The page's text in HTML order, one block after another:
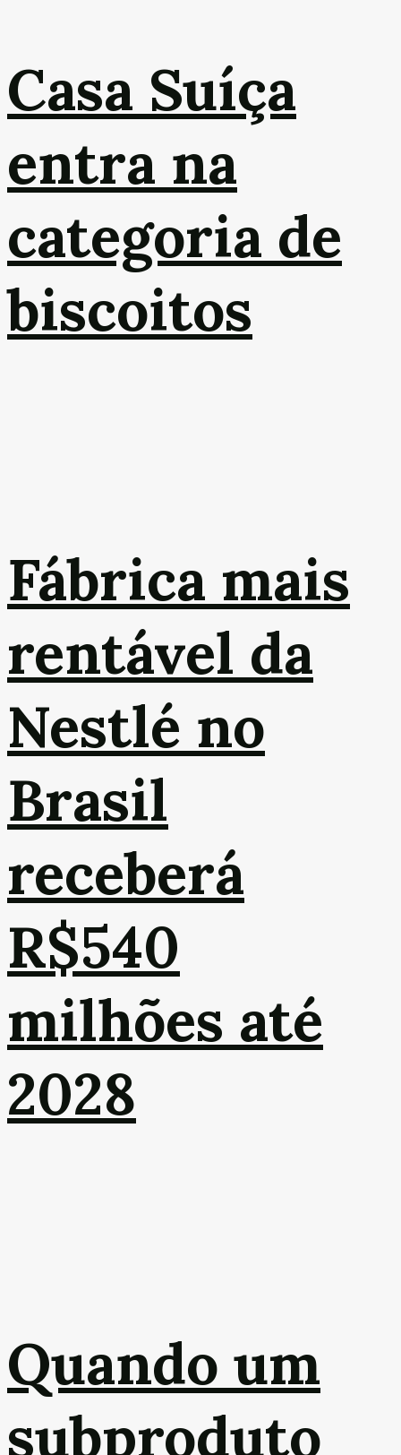
Casa Suíça
entra na
categoria de
biscoitos
Fábrica mais
rentável da
Nestlé no
Brasil
receberá
R$540
milhões até
2028
Quando um
subproduto